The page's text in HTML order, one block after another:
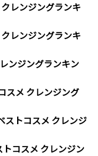
レンジングランキ
レンジングランキ
ンジングランキン
スメ クレンジング
ストコスメ クレンジ
トコスメ クレンジン